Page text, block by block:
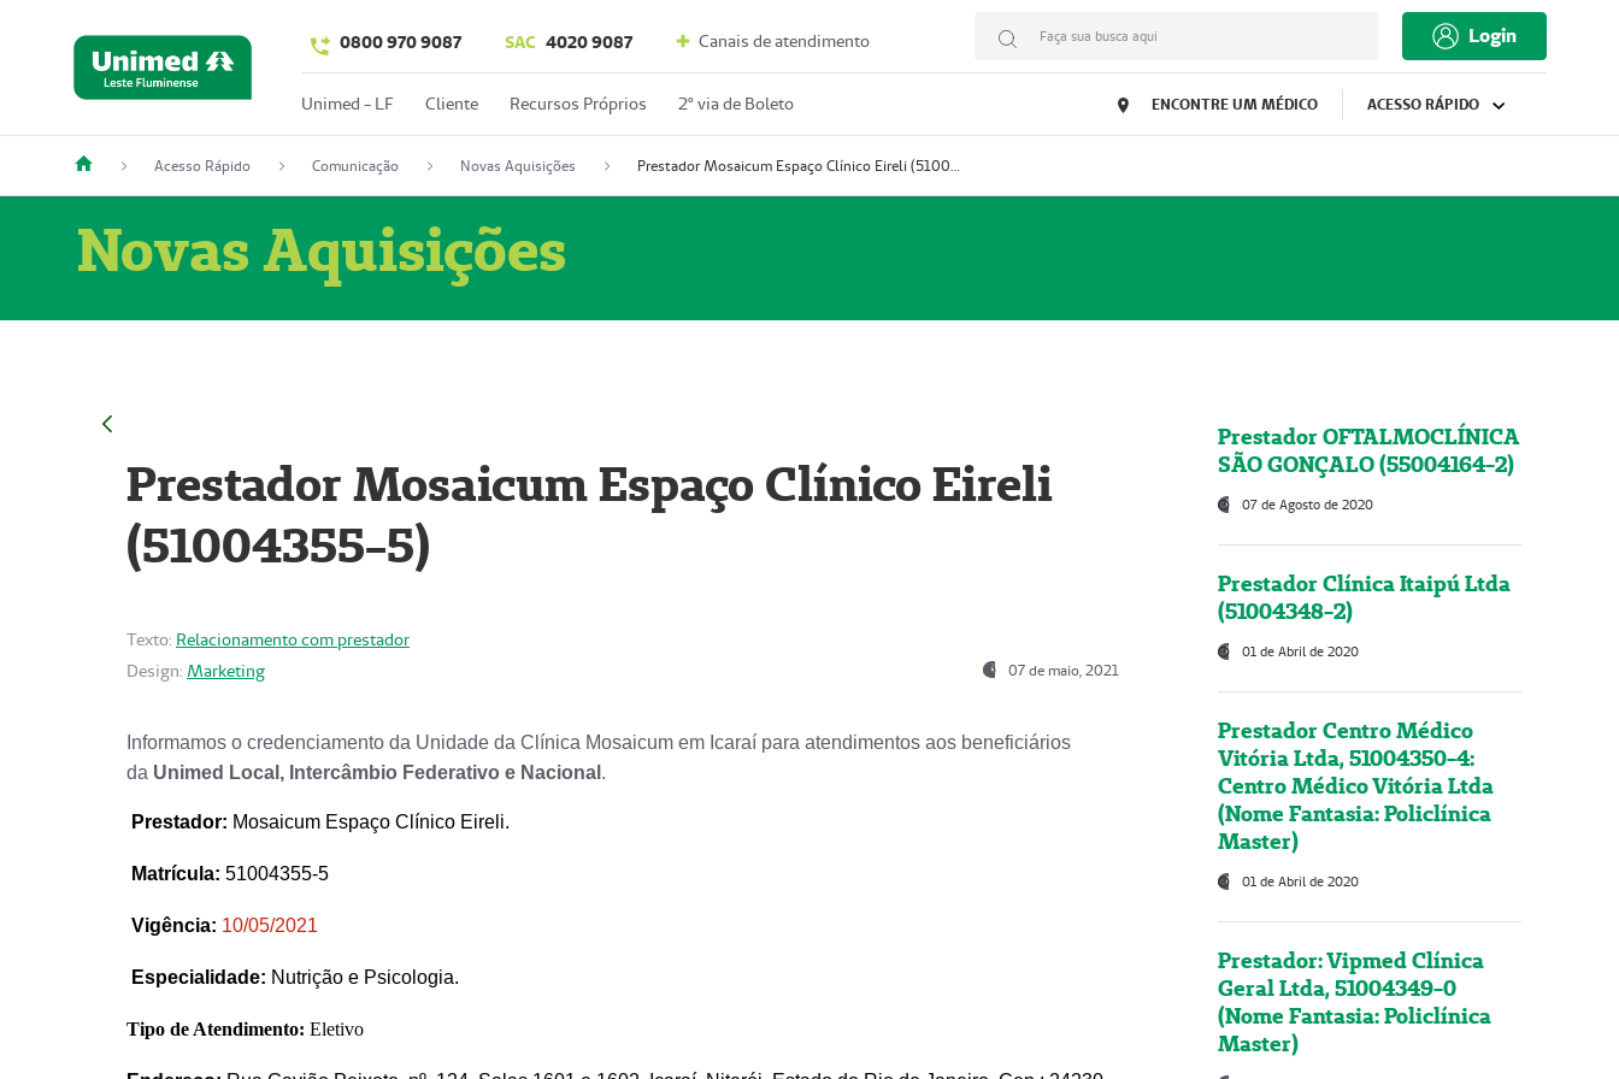
0800 970 9087 SAC 4020 9087 Canais de atendimento Faça sua busca aqui Login
Unimed - LF Cliente Recursos Próprios 2º via de Boleto ENCONTRE UM MÉDICO ACESSO RÁPIDO
Acesso Rápido Comunicação Novas Aquisições Prestador Mosaicum Espaço Clínico Eireli (51004355-5)
Novas Aquisições
Prestador Mosaicum Espaço Clínico Eireli
(51004355-5)
Texto: Relacionamento com prestador
Design: Marketing 07 de maio, 2021
Informamos o credenciamento da Unidade da Clínica Mosaicum em Icaraí para atendimentos aos beneficiários
da Unimed Local, Intercâmbio Federativo e Nacional .
Prestador: Mosaicum Espaço Clínico Eireli.
Matrícula: 51004355-5
Vigência: 10/05/2021
Especialidade: Nutrição e Psicologia.
Tipo de Atendimento: Eletivo
Prestador OFTALMOCLÍNICA
SÃO GONÇALO (55004164-2)
07 de Agosto de 2020
Prestador Clínica Itaipú Ltda
(51004348-2)
01 de Abril de 2020
Prestador Centro Médico
Vitória Ltda, 51004350-4:
Centro Médico Vitória Ltda
(Nome Fantasia: Policlínica
Master)
01 de Abril de 2020
Prestador: Vipmed Clínica
Geral Ltda, 51004349-0
(Nome Fantasia: Policlínica
Master)